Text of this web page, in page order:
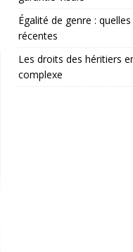
Égalité de genre :
récentes
Les droits des héritiers
complexe